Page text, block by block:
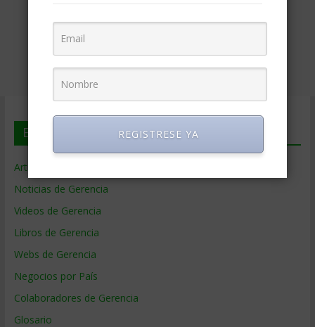
En deGerencia.com
Artículos de Gerencia
Noticias de Gerencia
Videos de Gerencia
Libros de Gerencia
Webs de Gerencia
Negocios por País
Colaboradores de Gerencia
Glosario
REGISTRESE YA